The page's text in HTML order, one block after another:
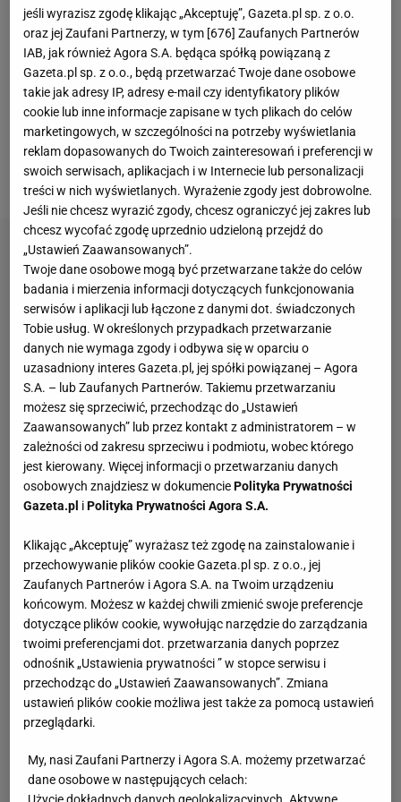
któż inny mógłby to zrobić, prawda? - rozmyślał na
pomeczowej konferencji prasowej trener Lecha
Poznań John van den Brom. Holender był
ewidentnie zadowolony z postawy swojego zespołu,
ale nie z wyniku, który sprawia, że "Kolejorz" nie
wykorzystał szansy na zapewnienie sobie już w
czwartek awansu do fazy pucharowej Ligi
Konferencji Europy.
jeśli wyrazisz zgodę klikając „Akceptuję”, Gazeta.pl sp. z o.o.
oraz jej Zaufani Partnerzy, w tym [676] Zaufanych Partnerów
IAB, jak również Agora S.A. będąca spółką powiązaną z
Gazeta.pl sp. z o.o., będą przetwarzać Twoje dane osobowe
takie jak adresy IP, adresy e-mail czy identyfikatory plików
cookie lub inne informacje zapisane w tych plikach do celów
marketingowych, w szczególności na potrzeby wyświetlania
reklam dopasowanych do Twoich zainteresowań i preferencji w
swoich serwisach, aplikacjach i w Internecie lub personalizacji
treści w nich wyświetlanych. Wyrażenie zgody jest dobrowolne.
Jeśli nie chcesz wyrazić zgody, chcesz ograniczyć jej zakres lub
chcesz wycofać zgodę uprzednio udzieloną przejdź do
„Ustawień Zaawansowanych”.
Twoje dane osobowe mogą być przetwarzane także do celów
badania i mierzenia informacji dotyczących funkcjonowania
serwisów i aplikacji lub łączone z danymi dot. świadczonych
Tobie usług. W określonych przypadkach przetwarzanie
danych nie wymaga zgody i odbywa się w oparciu o
uzasadniony interes Gazeta.pl, jej spółki powiązanej – Agora
S.A. – lub Zaufanych Partnerów. Takiemu przetwarzaniu
możesz się sprzeciwić, przechodząc do „Ustawień
Zaawansowanych” lub przez kontakt z administratorem – w
zależności od zakresu sprzeciwu i podmiotu, wobec którego
jest kierowany. Więcej informacji o przetwarzaniu danych
osobowych znajdziesz w dokumenciePolityka Prywatności
Gazeta.pl iPolityka Prywatności Agora S.A.
Klikając „Akceptuję” wyrażasz też zgodę na zainstalowanie i
przechowywanie plików cookie Gazeta.pl sp. z o.o., jej
Zaufanych Partnerów i Agora S.A. na Twoim urządzeniu
końcowym. Możesz w każdej chwili zmienić swoje preferencje
dotyczące plików cookie, wywołując narzędzie do zarządzania
twoimi preferencjami dot. przetwarzania danych poprzez
odnośnik „Ustawienia prywatności ” w stopce serwisu i
przechodząc do „Ustawień Zaawansowanych”. Zmiana
ustawień plików cookie możliwa jest także za pomocą ustawień
przeglądarki.
My, nasi Zaufani Partnerzy i Agora S.A. możemy przetwarzać
dane osobowe w następujących celach: